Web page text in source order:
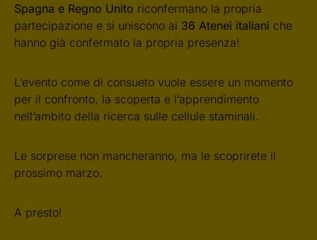
Spagna e Regno Unito riconfermano la propria
partecipazione e si uniscono ai 36 Atenei italiani che
hanno già confermato la propria presenza!
L’evento come di consueto vuole essere un momento
per il confronto, la scoperta e l’apprendimento
nell’ambito della ricerca sulle cellule staminali.
Le sorprese non mancheranno, ma le scoprirete il
prossimo marzo.
A presto!